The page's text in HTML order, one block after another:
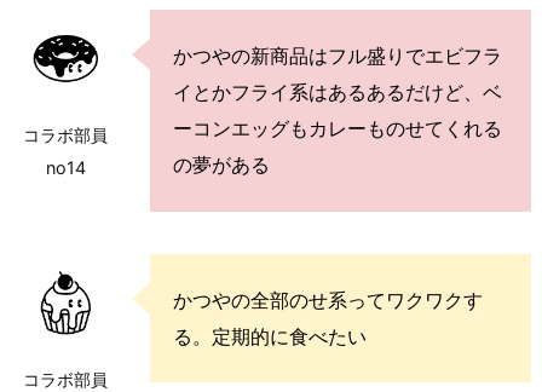
コラボ部員
no14
かつやの新商品はフル盛りでエビフラ
イとかフライ系はあるあるだけど、ベ
ーコンエッグもカレーものせてくれる
の夢がある
コラボ部員
かつやの全部のせ系ってワクワクす
る。定期的に食べたい